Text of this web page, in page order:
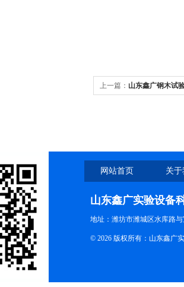
上一篇： 山东鑫广钢木试
网站首页 关
山东鑫广实验设备
地址：潍坊市潍城区水库路
© 2026 版权所有：山东鑫广